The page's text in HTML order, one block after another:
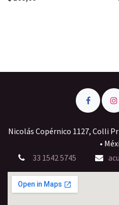
Nicolás Copérnico 1127, Colli
•
33 1542 5745